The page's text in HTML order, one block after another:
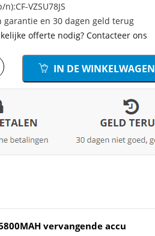
VZSU78JS
garantie en 30 dagen geld terug
offerte nodig? Contacteer ons
IN DE WINKELWAGEN
vervangende accu